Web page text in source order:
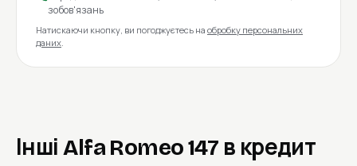
зобов'язань
Натискаючи кнопку, ви погоджуєтесь на обробку персональних
даних.
Інші Alfa Romeo 147 в кредит